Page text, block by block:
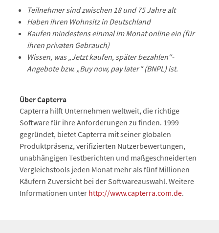
Teilnehmer sind zwischen 18 und 75 Jahre alt
Haben ihren Wohnsitz in Deutschland
Kaufen mindestens einmal im Monat online ein (für
ihren privaten Gebrauch)
Wissen, was „Jetzt kaufen, später bezahlen“-
Angebote bzw. „Buy now, pay later“ (BNPL) ist.
Über Capterra
Capterra hilft Unternehmen weltweit, die richtige
Software für ihre Anforderungen zu finden. 1999
gegründet, bietet Capterra mit seiner globalen
Produktpräsenz, verifizierten Nutzerbewertungen,
unabhängigen Testberichten und maßgeschneiderten
Vergleichstools jeden Monat mehr als fünf Millionen
Käufern Zuversicht bei der Softwareauswahl. Weitere
Informationen unter http://www.capterra.com.de.